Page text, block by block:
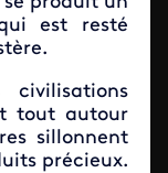
est resté
tout autour
sillonnent
précieux.